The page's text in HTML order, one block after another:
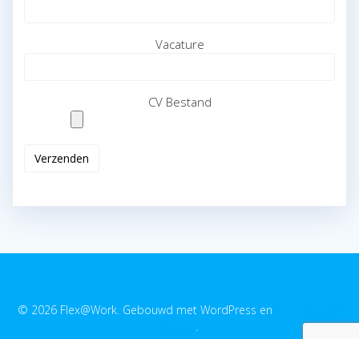
Vacature
CV Bestand
© 2026 Flex@Work. Gebouwd met WordPress en
.